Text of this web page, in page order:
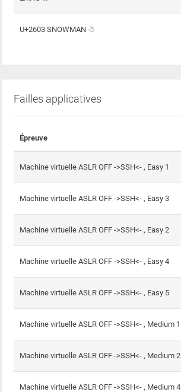
U+2603 SNOWMAN ☃
Failles applicatives
Épreuve
Machine virtuelle ASLR OFF ->SSH<- , Easy 1
Machine virtuelle ASLR OFF ->SSH<- , Easy 3
Machine virtuelle ASLR OFF ->SSH<- , Easy 2
Machine virtuelle ASLR OFF ->SSH<- , Easy 4
Machine virtuelle ASLR OFF ->SSH<- , Easy 5
Machine virtuelle ASLR OFF ->SSH<- , Medium 1
Machine virtuelle ASLR OFF ->SSH<- , Medium 2
Machine virtuelle ASLR OFF ->SSH<- , Medium 4